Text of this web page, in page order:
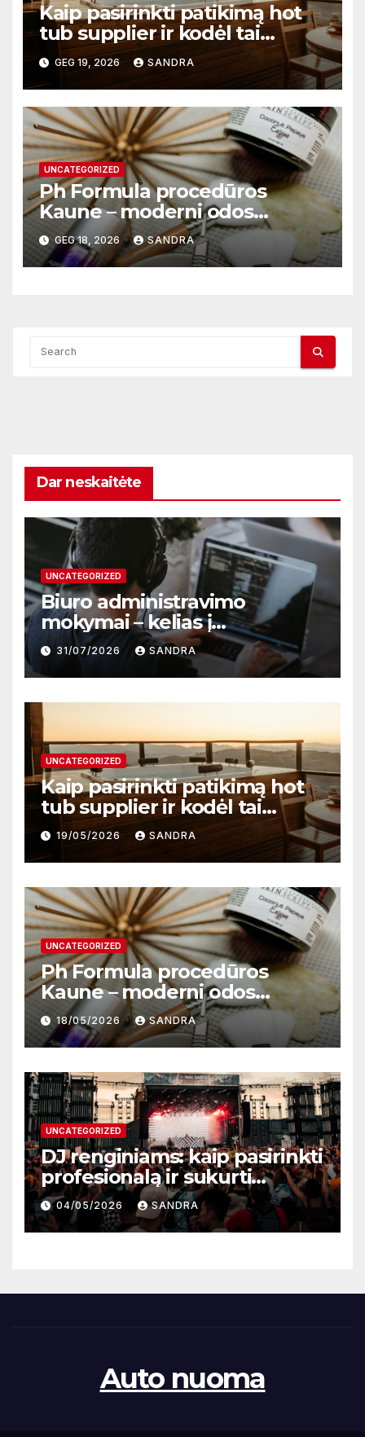
Kaip pasirinkti patikimą hot
tub supplier ir kodėl tai
svarbu?
GEG 19, 2026 SANDRA
UNCATEGORIZED
Ph Formula procedūros
Kaune – moderni odos
atnaujinimo sistema
GEG 18, 2026 SANDRA
Dar neskaitėte
UNCATEGORIZED
Biuro administravimo
mokymai – kelias į
profesionalų ir efektyvų
darbą
31/07/2026 SANDRA
UNCATEGORIZED
Kaip pasirinkti patikimą hot
tub supplier ir kodėl tai
svarbu?
19/05/2026 SANDRA
UNCATEGORIZED
Ph Formula procedūros
Kaune – moderni odos
atnaujinimo sistema
18/05/2026 SANDRA
UNCATEGORIZED
DJ renginiams: kaip pasirinkti
profesionalą ir sukurti
nepamirštamą atmosferą
04/05/2026 SANDRA
Auto nuoma